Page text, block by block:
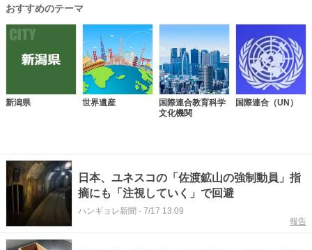
おすすめのテーマ
新潟県 世界遺産
国際連合教育科学
文化機関
国際連合（UN）
日本、ユネスコの「佐渡鉱山の強制動員」指
摘にも「注視していく」で回避
ハンギョレ新聞 - 7/17 13:09
報告